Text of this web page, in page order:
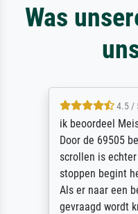
Was
4.5 /
ik beoordeel
Door de 69505
scrollen is
stoppen begint
Als er naar een
gevraagd wordt